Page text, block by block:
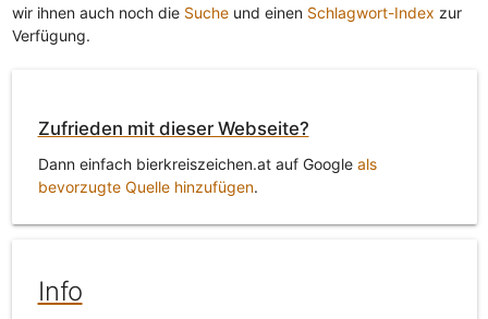
wir ihnen auch noch die Sucheund einen Schlagwort-Index zur
Verfügung.
Zufrieden mit dieser Webseite?
Dann einfach bierkreiszeichen.at auf Google als
bevorzugte Quelle hinzufügen.
Info